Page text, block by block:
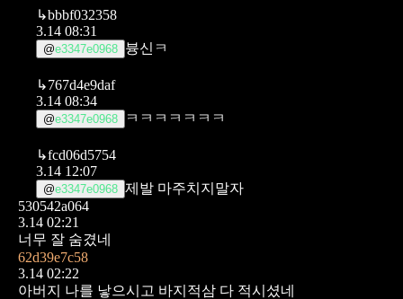
↳bbbf032358
3.14 08:31
@e3347e0968 븅신ㅋ
↳767d4e9daf
3.14 08:34
@e3347e0968 ㅋㅋㅋㅋㅋㅋㅋ
↳fcd06d5754
3.14 12:07
@e3347e0968 제발 마주치지말자
530542a064
3.14 02:21
너무 잘 숨겼네
62d39e7c58
3.14 02:22
아버지
나를 낳으시고 바지적삼 다 적시셨네